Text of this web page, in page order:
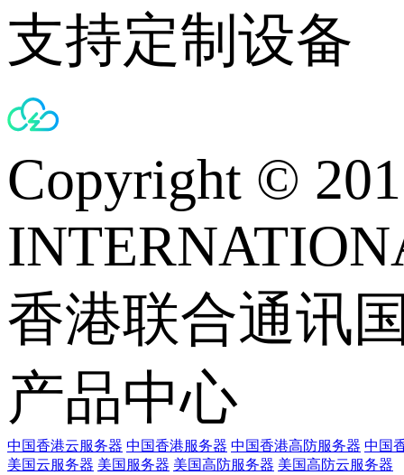
支持定制设备
Copyright ©
香港联合通讯
产品中心
中国香港云服务器 中国香港服务器 中国香港高防服务器 中国
美国云服务器 美国服务器 美国高防服务器 美国高防云服务器